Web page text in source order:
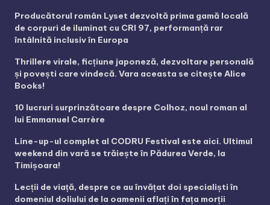
Producătorul român Lyset dezvoltă prima gamă locală
de corpuri de iluminat cu CRI 97, performanță rar
întâlnită inclusiv în Europa
Thrillere virale, ficțiune japoneză, dezvoltare personală
și povești care vindecă. Vara aceasta se citește Alice
Books!
10 lucruri surprinzătoare despre Colhoz, noul roman al
lui Emmanuel Carrère
Line-up-ul complet al CODRU Festival este aici. Ultimul
weekend din vară se trăiește în Pădurea Verde, la
Timișoara!
Lecții de viață, despre ce au învățat doi specialiști în
domeniul doliului de la oamenii aflați în fața morții